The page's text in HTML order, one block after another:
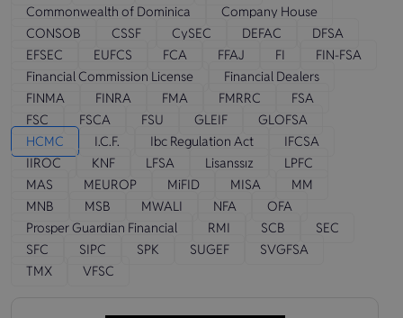
Commonwealth of Dominica
Company House
CONSOB
CSSF CySEC DEFAC
DFSA
EFSEC
EUFCS FCA FFAJ FI
FIN-FSA
Financial Commission License
Financial Dealers
FINMA
FINRA FMA FMRRC
FSA
FSC
FSCA FSU GLEIF
GLOFSA
HCMC
I.C.F. Ibc Regulation Act
IFCSA
IIROC
KNF LFSA Lisanssız
LPFC
MAS
MEUROP MiFID MISA
MM
MNB
MSB MWALI NFA
OFA
Prosper Guardian Financial
RMI SCB
SEC
SFC
SIPC SPK SUGEF
SVGFSA
TMX
VFSC